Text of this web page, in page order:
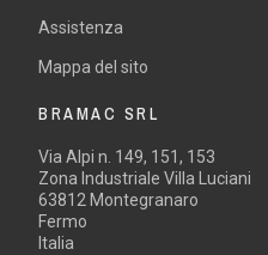
Assistenza
Mappa del sito
BRAMAC SRL
Via Alpi n. 149, 151, 153
Zona Industriale Villa Luciani
63812 Montegranaro
Fermo
Italia